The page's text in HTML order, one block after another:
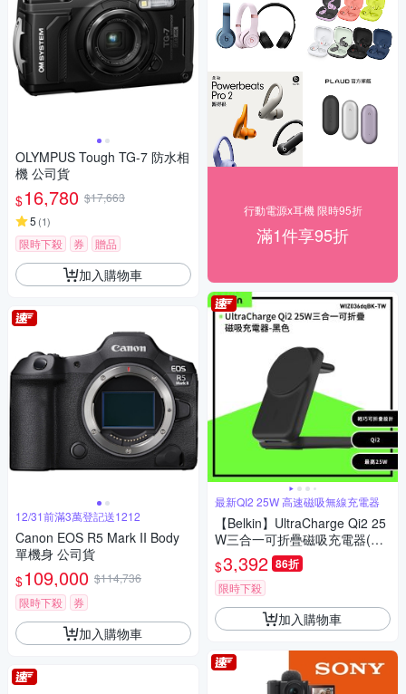
OLYMPUS Tough TG-7 防水相
機 公司貨
$16,780 $17,663
5 (1)
限時下殺 券 贈品
加入購物車
12/31前滿3萬登記送1212
Canon EOS R5 Mark II Body
單機身 公司貨
$109,000 $114,736
限時下殺
券
加入購物車
行動電源x耳機 限時95折
滿1件享95折
最新QI2 25W 高速磁吸無線充電器
【Belkin】UltraCharge Qi2 25
W三合一可折疊磁吸充電器(WI
Z036)
$3,392 86折
限時下殺
加入購物車